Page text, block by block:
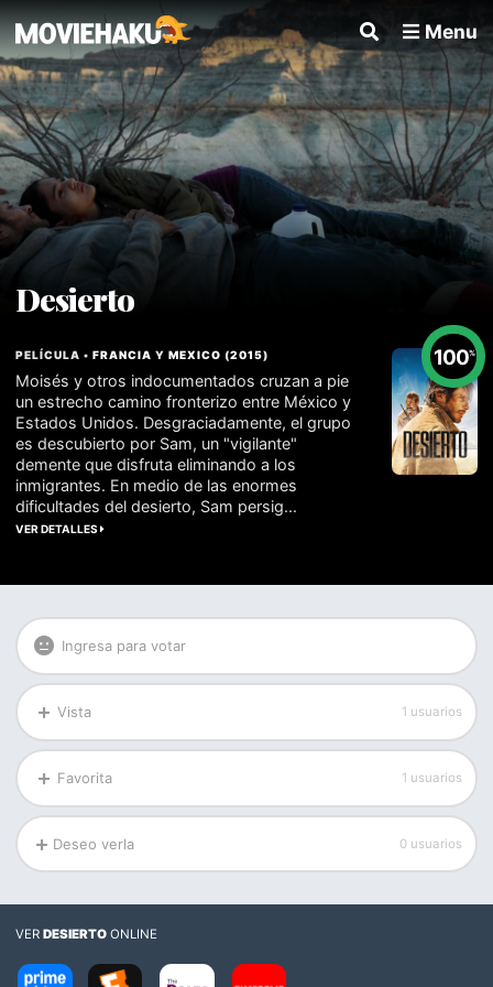
Menu
Desierto
100%
PELÍCULA •FRANCIA YMEXICO (2015)
Moisés y otros indocumentados cruzan a pie
un estrecho camino fronterizo entre México y
Estados Unidos. Desgraciadamente, el grupo
es descubierto por Sam, un "vigilante"
demente que disfruta eliminando a los
inmigrantes. En medio de las enormes
dificultades del desierto, Sam persig...
VER DETALLES
Ingresa para votar
Vista 1 usuarios
Favorita 1 usuarios
Deseo verla 0 usuarios
VERDESIERTO ONLINE